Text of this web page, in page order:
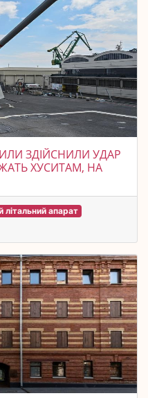
ЗДІЙСНИЛИ УДАР
ХУСИТАМ, НА
літальний апарат